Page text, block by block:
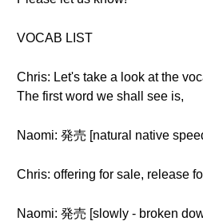
VOCAB LIST
Chris: Let's take a look at the
The first word we shall see is,
Naomi: 発売 [natural native
Chris: offering for sale, release
Naomi: 発売 [slowly - broken